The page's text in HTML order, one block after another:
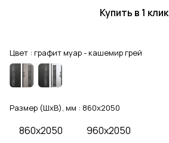
Купить в 1 клик
Цвет : графит муар - кашемир грей
Размер (ШхВ), мм : 860x2050
860x2050 960x2050